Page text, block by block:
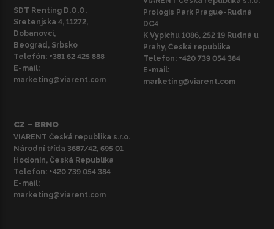
SDT Renting D.O.O.
Sretenjska 4, 11272,
Dobanovci,
Beograd, Srbsko
Telefón: +381 62 425 888
E-mail:
marketing@viarent.com
Prologis Park Prague-Rudná
DC4
K Vypichu 1086, 252 19 Rudná u
Prahy, Česká republika
Telefon: +420 739 054 384
E-mail:
marketing@viarent.com
CZ – BRNO
VIARENT Česká republika s.r.o.
Národní třída 3687/42, 695 01
Hodonín, Česká Republika
Telefon: +420 739 054 384
E-mail:
marketing@viarent.com